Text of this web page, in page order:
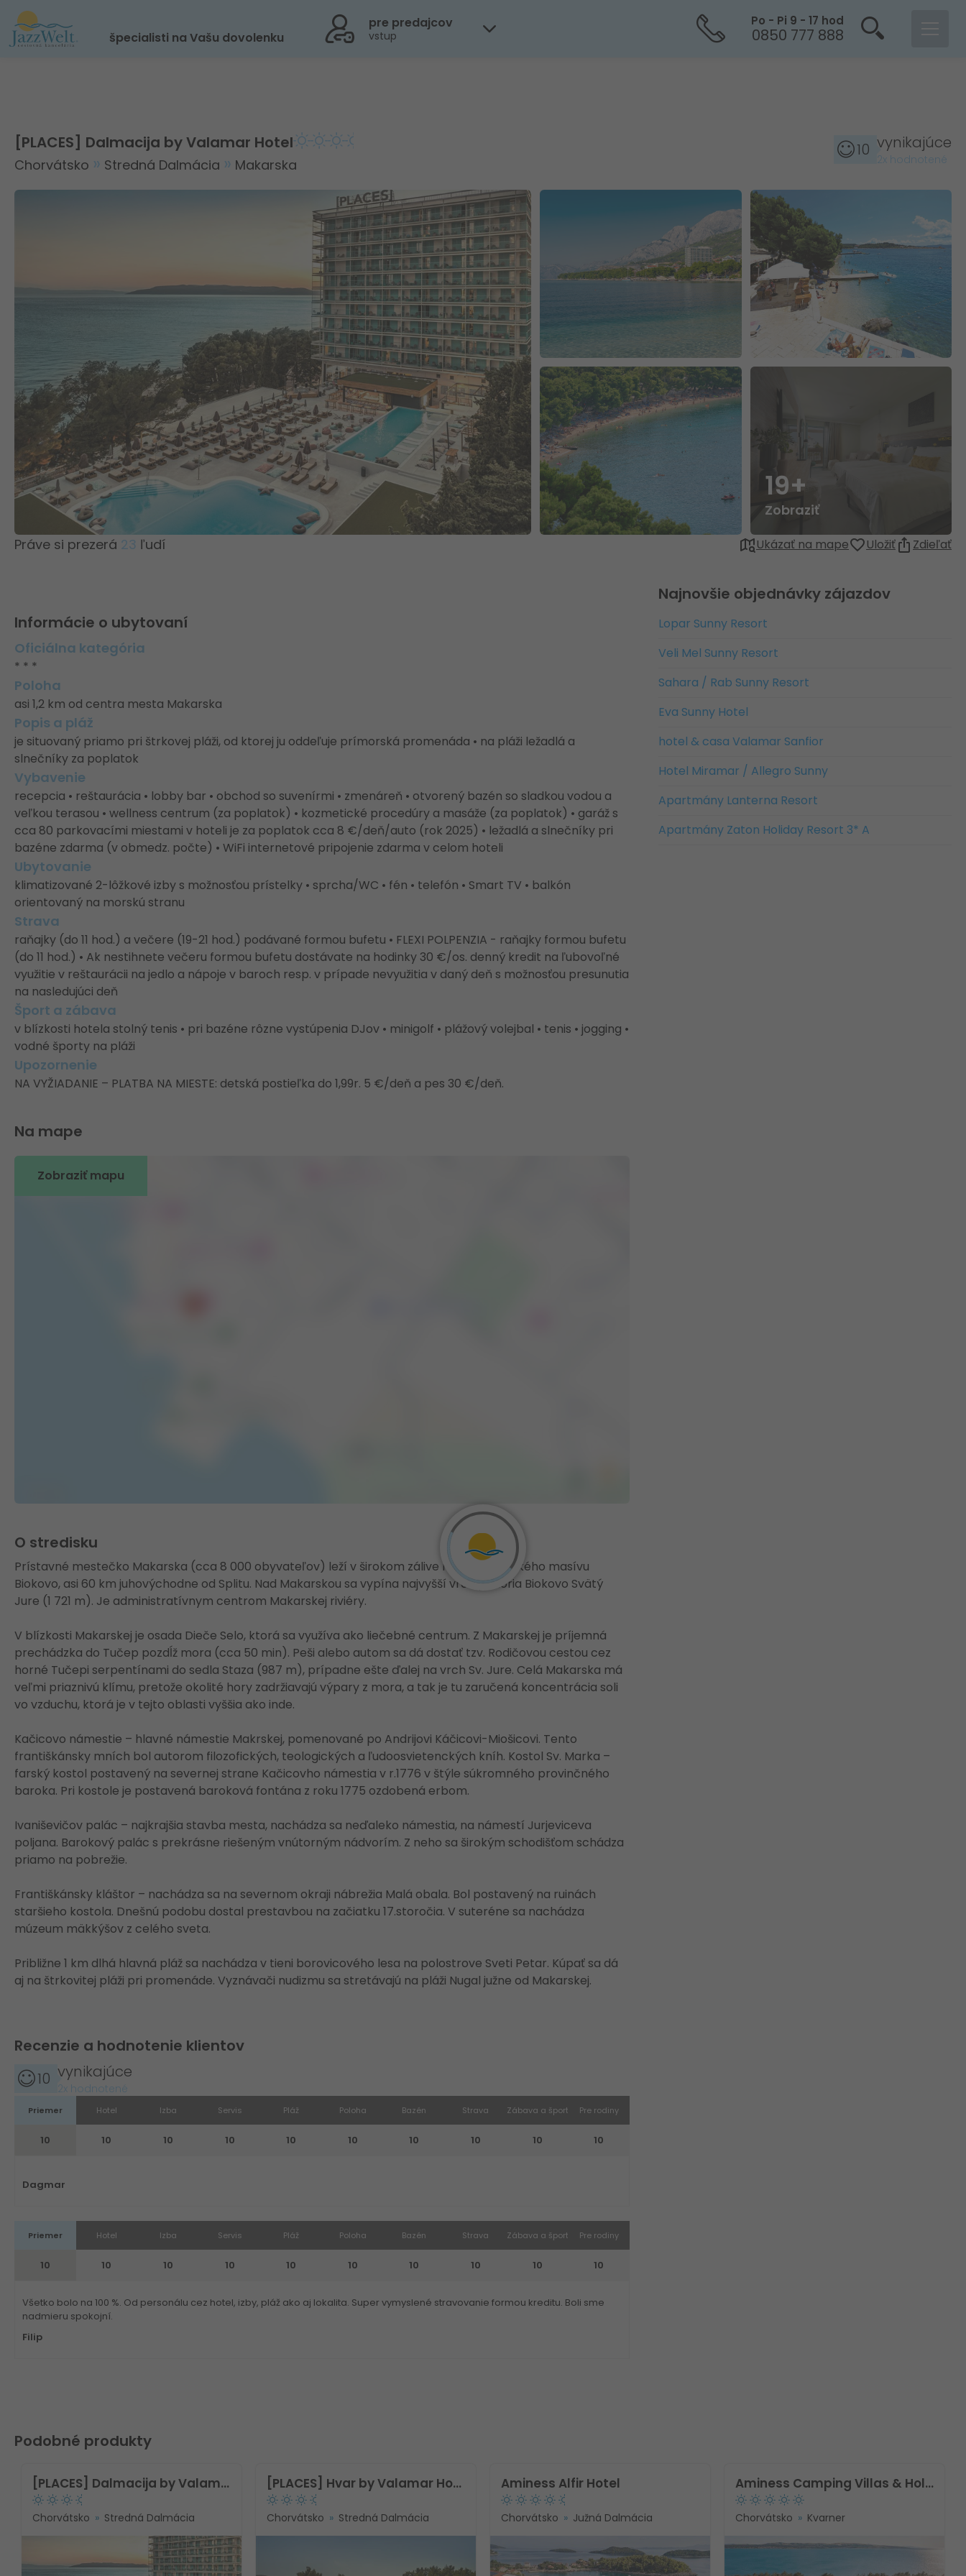
špecialisti na Vašu dovolenku
pre predajcov
vstup
Po - Pi 9 - 17 hod
0850 777 888
[PLACES] Dalmacija by Valamar Hotel
Chorvátsko Stredná Dalmácia Makarska
10 vynikajúce
2x hodnotené
19+
Zobraziť
Práve si prezerá 23 ľudí Ukázať na mape Uložiť Zdieľať
Informácie o ubytovaní
Oficiálna kategória
* * *
Poloha
asi 1,2 km od centra mesta Makarska
Popis a pláž
je situovaný priamo pri štrkovej pláži, od ktorej ju oddeľuje prímorská promenáda • na pláži ležadlá a
slnečníky za poplatok
Vybavenie
recepcia • reštaurácia • lobby bar • obchod so suvenírmi • zmenáreň • otvorený bazén so sladkou vodou a
veľkou terasou • wellness centrum (za poplatok) • kozmetické procedúry a masáže (za poplatok) • garáž s
cca 80 parkovacími miestami v hoteli je za poplatok cca 8 €/deň/auto (rok 2025) • ležadlá a slnečníky pri
bazéne zdarma (v obmedz. počte) • WiFi internetové pripojenie zdarma v celom hoteli
Ubytovanie
klimatizované 2-lôžkové izby s možnosťou prístelky • sprcha/WC • fén • telefón • Smart TV • balkón
orientovaný na morskú stranu
Strava
raňajky (do 11 hod.) a večere (19-21 hod.) podávané formou bufetu • FLEXI POLPENZIA - raňajky formou bufetu
(do 11 hod.) • Ak nestihnete večeru formou bufetu dostávate na hodinky 30 €/os. denný kredit na ľubovoľné
využitie v reštaurácii na jedlo a nápoje v baroch resp. v prípade nevyužitia v daný deň s možnosťou presunutia
na nasledujúci deň
Šport a zábava
v blízkosti hotela stolný tenis • pri bazéne rôzne vystúpenia DJov • minigolf • plážový volejbal • tenis • jogging •
vodné športy na pláži
Upozornenie
NA VYŽIADANIE – PLATBA NA MIESTE: detská postieľka do 1,99r. 5 €/deň a pes 30 €/deň.
Na mape
Zobraziť mapu
O stredisku
Prístavné mestečko Makarska (cca 8 000 obyvateľov) leží v širokom zálive na úpätí horského masívu
Biokovo, asi 60 km juhovýchodne od Splitu. Nad Makarskou sa vypína najvyšší vrch pohoria Biokovo Svätý
Jure (1 721 m). Je administratívnym centrom Makarskej riviéry.
V blízkosti Makarskej je osada Dieče Selo, ktorá sa využíva ako liečebné centrum. Z Makarskej je príjemná
prechádzka do Tučep pozdĺž mora (cca 50 min). Peši alebo autom sa dá dostať tzv. Rodičovou cestou cez
horné Tučepi serpentínami do sedla Staza (987 m), prípadne ešte ďalej na vrch Sv. Jure. Celá Makarska má
veľmi priaznivú klímu, pretože okolité hory zadržiavajú výpary z mora, a tak je tu zaručená koncentrácia soli
vo vzduchu, ktorá je v tejto oblasti vyššia ako inde.
Kačicovo námestie – hlavné námestie Makrskej, pomenované po Andrijovi Káčicovi-Miošicovi. Tento
františkánsky mních bol autorom filozofických, teologických a ľudoosvietenckých kníh. Kostol Sv. Marka –
farský kostol postavený na severnej strane Kačicovho námestia v r.1776 v štýle súkromného provinčného
baroka. Pri kostole je postavená baroková fontána z roku 1775 ozdobená erbom.
Ivaniševičov palác – najkrajšia stavba mesta, nachádza sa neďaleko námestia, na námestí Jurjeviceva
poljana. Barokový palác s prekrásne riešeným vnútorným nádvorím. Z neho sa širokým schodišťom schádza
priamo na pobrežie.
Františkánsky kláštor – nachádza sa na severnom okraji nábrežia Malá obala. Bol postavený na ruinách
staršieho kostola. Dnešnú podobu dostal prestavbou na začiatku 17.storočia. V suteréne sa nachádza
múzeum mäkkýšov z celého sveta.
Približne 1 km dlhá hlavná pláž sa nachádza v tieni borovicového lesa na polostrove Sveti Petar. Kúpať sa dá
aj na štrkovitej pláži pri promenáde. Vyznávači nudizmu sa stretávajú na pláži Nugal južne od Makarskej.
Recenzie a hodnotenie klientov
10 vynikajúce
2x hodnotené
Priemer
10
Hotel
10
Izba
10
Servis
10
Pláž
10
Poloha
10
Bazén
10
Strava
10
Zábava a šport
10
Pre rodiny
10
Dagmar
Priemer
10
Hotel
10
Izba
10
Servis
10
Pláž
10
Poloha
10
Bazén
10
Strava
10
Zábava a šport
10
Pre rodiny
10
Všetko bolo na 100 %. Od personálu cez hotel, izby, pláž ako aj lokalita. Super vymyslené stravovanie formou kreditu. Boli sme
nadmieru spokojní.
Filip
Najnovšie objednávky zájazdov
Lopar Sunny Resort
Veli Mel Sunny Resort
Sahara / Rab Sunny Resort
Eva Sunny Hotel
hotel & casa Valamar Sanfior
Hotel Miramar / Allegro Sunny
Apartmány Lanterna Resort
Apartmány Zaton Holiday Resort 3* A
Podobné produkty
[PLACES] Dalmacija by Valamar Hotel
Chorvátsko Stredná Dalmácia
[PLACES] Hvar by Valamar Hotel
Chorvátsko Stredná Dalmácia
Aminess Alfir Hotel
Chorvátsko Južná Dalmácia
Aminess Camping Villas & Holiday Homes Avalona
Chorvátsko Kvarner